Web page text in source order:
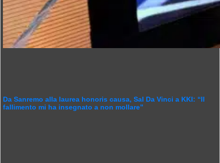
Da Sanremo alla laurea honoris causa, Sal Da Vinci a KKI: “Il
fallimento mi ha insegnato a non mollare”